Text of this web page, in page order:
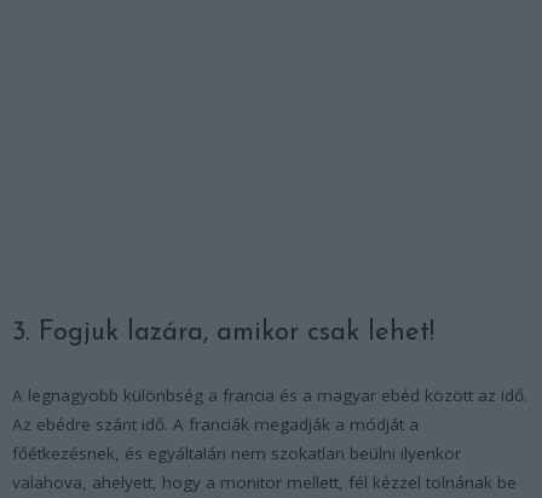
3. Fogjuk lazára, amikor csak lehet!
A legnagyobb különbség a francia és a magyar ebéd között az idő.
Az ebédre szánt idő. A franciák megadják a módját a
főétkezésnek, és egyáltalán nem szokatlan beülni ilyenkor
valahova, ahelyett, hogy a monitor mellett, fél kézzel tolnának be